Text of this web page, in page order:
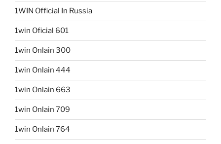
1WIN Official In Russia
1win Oficial 601
1win Onlain 300
1win Onlain 444
1win Onlain 663
1win Onlain 709
1win Onlain 764